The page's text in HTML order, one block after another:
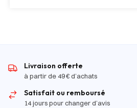
Livraison offerte
à partir de 49 € d’achats
Satisfait ou remboursé
14 jours pour changer d’avis